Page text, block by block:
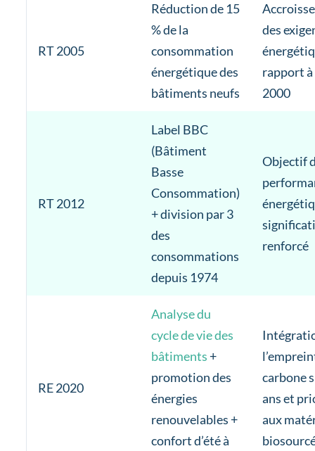
RT 2005
Réduction de 15
% de la
consommation
énergétique des
bâtiments neufs
des
rapport à
2000
RT 2012
Label BBC
(Bâtiment
Basse
Consommation)
+ division par 3
des
consommations
depuis 1974
Objectif
renforcé
RE 2020
Analyse du
cycle de vie des
bâtiments +
promotion des
énergies
renouvelables +
confort d’été à
carbone
ans et
aux